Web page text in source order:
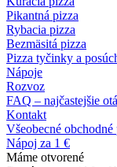
Pikantná pizza
Rybacia pizza
Bezmäsitá pizza
Pizza tyčinky a
Nápoje
Rozvoz
FAQ – najčastejšie
Kontakt
Všeobecné
Nápoj za 1 €
Máme otvorené